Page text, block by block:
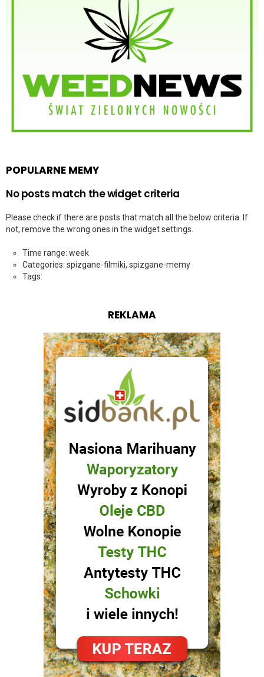
POPULARNE MEMY
No posts match the widget criteria
Please check if there are posts that match all the below criteria. If
not, remove the wrong ones in the widget settings.
Time range: week
Categories: spizgane-filmiki, spizgane-memy
Tags:
REKLAMA